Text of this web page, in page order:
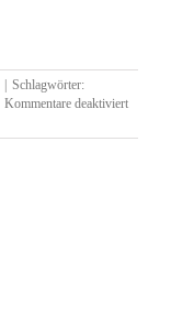
Schlagwörter:
Kommentare deaktiviertfür
mit